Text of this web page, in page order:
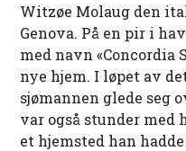
Witzøe Molaug den
Genova. På en pir i
med navn «Concordia
nye hjem. I løpet av
sjømannen glede seg
var også stunder med
et hjemsted han